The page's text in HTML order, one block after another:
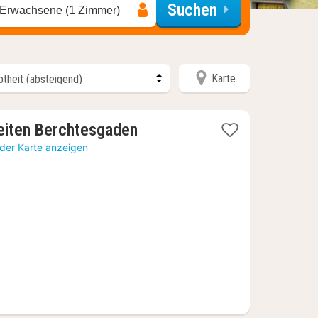
(1 Zimmer) Suchen
Karte
Berchtesgaden
Karte anzeigen